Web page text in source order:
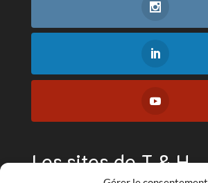
Les sites de T & H